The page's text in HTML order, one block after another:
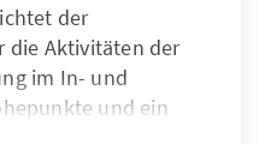
der
die Aktivitäten der
im In- und
und ein